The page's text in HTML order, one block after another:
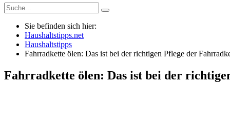
Sie befinden sich hier:
Haushaltstipps.net
Haushaltstipps
Fahrradkette ölen: Das ist bei der richtigen Pflege der
Fahrradkette ölen: Das ist bei der